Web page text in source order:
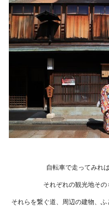
自転車で走ってみれ
それぞれの観光地その
それらを繋ぐ道、周辺の建物、